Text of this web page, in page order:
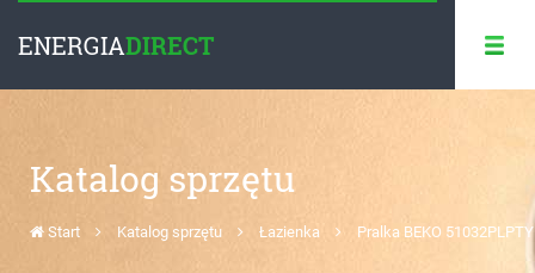
ENERGIADIRECT
Katalog sprzętu
Start Katalog sprzętu Łazienka Pralka BEKO 51032PLPTY